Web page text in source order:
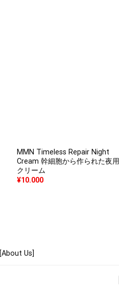
MMN Timeless Repair Night
Cream 幹細胞から作られた夜用
クリーム
¥10.000
[About Us]